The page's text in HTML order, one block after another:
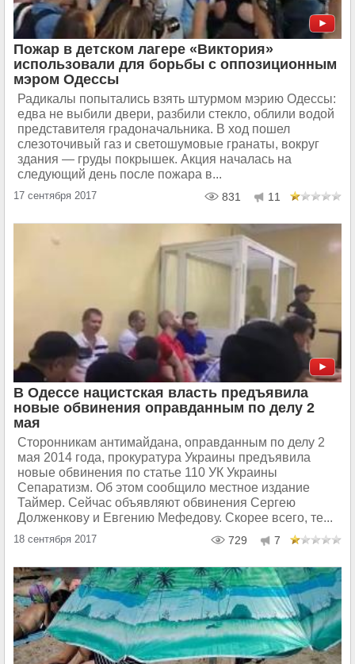
Пожар в детском лагере «Виктория»
использовали для борьбы с оппозиционным
мэром Одессы
Радикалы попытались взять штурмом мэрию Одессы:
едва не выбили двери, разбили стекло, облили водой
представителя градоначальника. В ход пошел
слезоточивый газ и светошумовые гранаты, вокруг
здания — груды покрышек. Акция началась на
следующий день после пожара в...
17 сентября 2017 831 11
В Одессе нацистская власть предъявила
новые обвинения оправданным по делу 2
мая
Cторонникам антимайдана, оправданным по делу 2
мая 2014 года, прокуратура Украины предъявила
новые обвинения по статье 110 УК Украины
Сепаратизм. Об этом сообщило местное издание
Таймер. Сейчас объявляют обвинения Сергею
Долженкову и Евгению Мефедову. Скорее всего, те...
18 сентября 2017 729 7